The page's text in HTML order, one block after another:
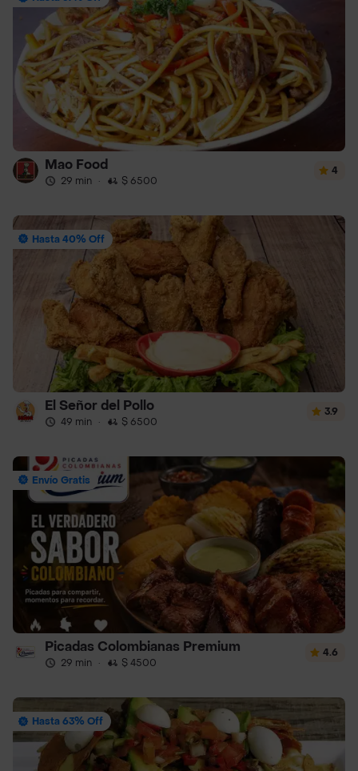
Mao Food
29 min · $ 6500
4
Hasta 40% Off
El Señor del Pollo
49 min · $ 6500
3.9
Envío Gratis
Picadas Colombianas Premium
29 min · $ 4500
4.6
Hasta 63% Off